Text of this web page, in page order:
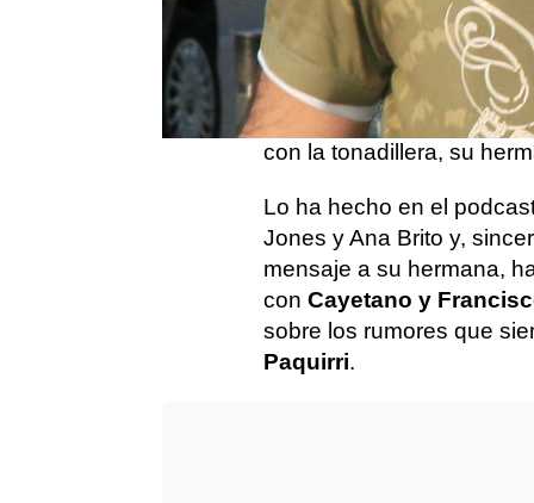
Hacía mucho tiempo que
medio de comunicación
Pero después de
a la luz que la
con la tonadillera, su
Lo ha hecho en el
Jones y Ana Brito y,
mensaje a su hermana,
con Cayetano y
sobre los rumores que
Paquirri.